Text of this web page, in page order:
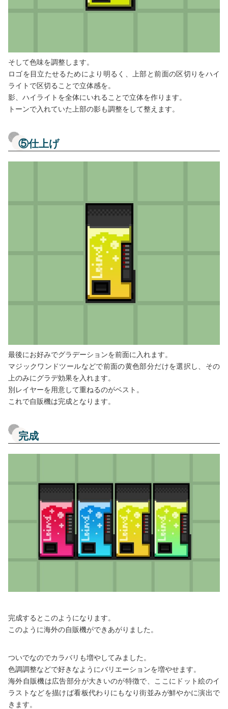
そして色味を調整します。
ロゴを目立たせるためにより明るく、上部と前面の区切りをハイ
ライトで区切ることで立体感を。
影、ハイライトを全体にいれることで立体を作ります。
トーンで入れていた上部の影も調整をして整えます。
⑤仕上げ
最後にお好みでグラデーションを前面に入れます。
マジックワンドツールなどで前面の黄色部分だけを選択し、その
上のみにグラデ効果を入れます。
別レイヤーを用意して重ねるのがベスト。
これで自販機は完成となります。
完成
完成するとこのようになります。
このように海外の自販機ができあがりました。
ついでなのでカラバリも増やしてみました。
色調調整などで好きなようにバリエーションを増やせます。
海外自販機は広告部分が大きいのが特徴で、ここにドット絵のイ
ラストなどを描けば看板代わりにもなり街並みが鮮やかに演出で
きます。